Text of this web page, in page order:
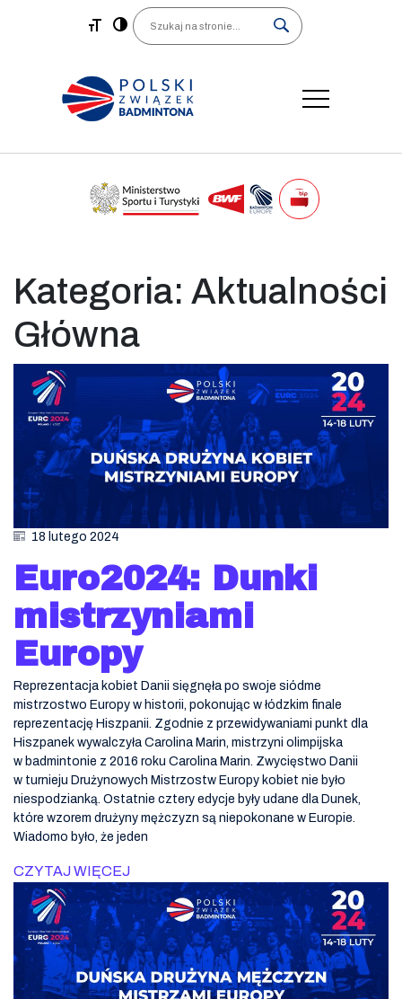
Main Navigation
Search
Kategoria: Aktualności
Główna
18 lutego 2024
Euro2024: Dunki
mistrzyniami
Europy
Reprezentacja kobiet Danii sięgnęła po swoje siódme
mistrzostwo Europy w historii, pokonując w łódzkim finale
reprezentację Hiszpanii. Zgodnie z przewidywaniami punkt dla
Hiszpanek wywalczyła Carolina Marin, mistrzyni olimpijska
w badmintonie z 2016 roku Carolina Marin. Zwycięstwo Danii
w turnieju Drużynowych Mistrzostw Europy kobiet nie było
niespodzianką. Ostatnie cztery edycje były udane dla Dunek,
które wzorem drużyny mężczyzn są niepokonane w Europie.
Wiadomo było, że jeden
CZYTAJ WIĘCEJ